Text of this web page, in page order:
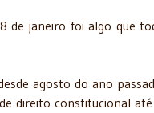
janeiro foi algo que
agosto do ano
direito constitucional